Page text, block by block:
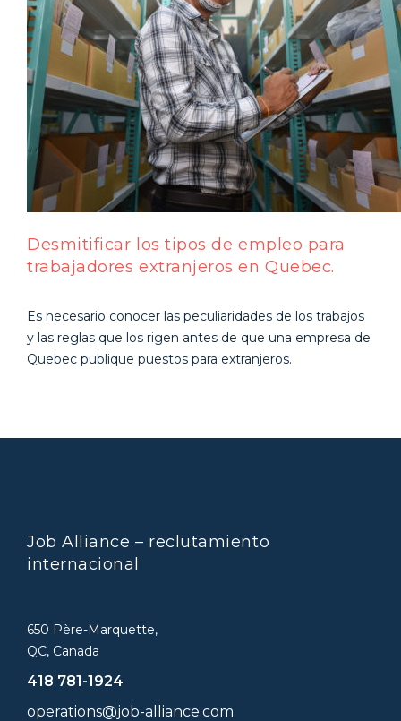
Desmitificar los tipos de empleo para
trabajadores extranjeros en Quebec.
Es necesario conocer las peculiaridades de los trabajos
y las reglas que los rigen antes de que una empresa de
Quebec publique puestos para extranjeros.
Job Alliance – reclutamiento
internacional
650 Père-Marquette,
QC, Canada
418 781-1924
operations@job-alliance.com